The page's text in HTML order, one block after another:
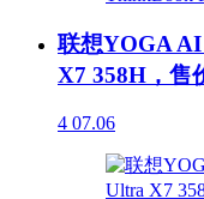
联想YOGA
X7 358H，售
4 07.06